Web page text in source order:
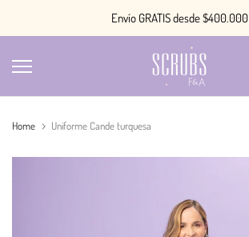
contenido
Envío GRATIS desde $400.000
Home Uniforme Cande turquesa